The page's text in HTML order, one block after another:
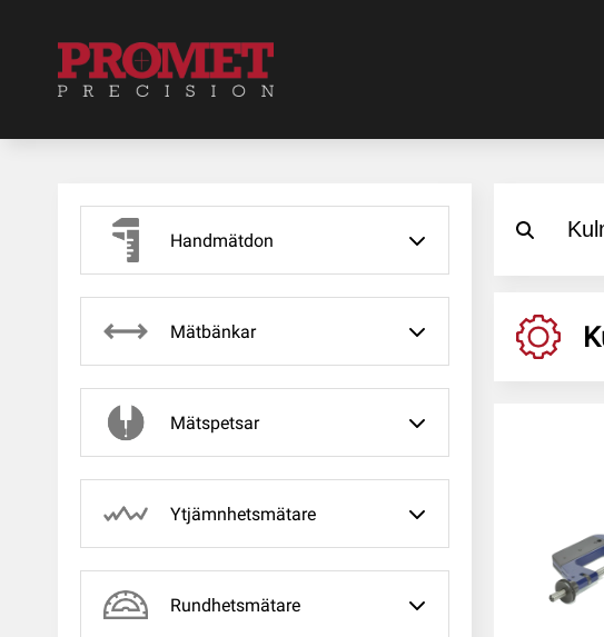
Handmätdon
Mätbänkar
Mätspetsar
Ytjämnhetsmätare
Rundhetsmätare